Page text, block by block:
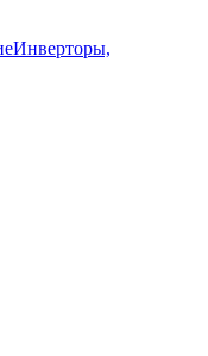
Инверторы,